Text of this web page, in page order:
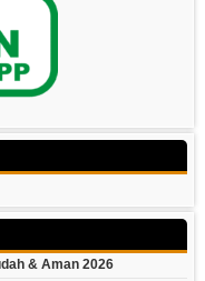
& Aman 2026